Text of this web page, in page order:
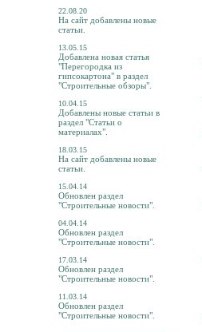
22.08.20
На сайт добавлены новые
статьи.
13.05.15
Добавлена новая статья
"Перегородка из
гипсокартона" в раздел
"Строительные обзоры".
10.04.15
Добавлены новые статьи в
раздел "Статьи о
материалах".
18.03.15
На сайт добавлены новые
статьи.
15.04.14
Обновлен раздел
"Строительные новости".
04.04.14
Обновлен раздел
"Строительные новости".
17.03.14
Обновлен раздел
"Строительные новости".
11.03.14
Обновлен раздел
"Строительные новости".